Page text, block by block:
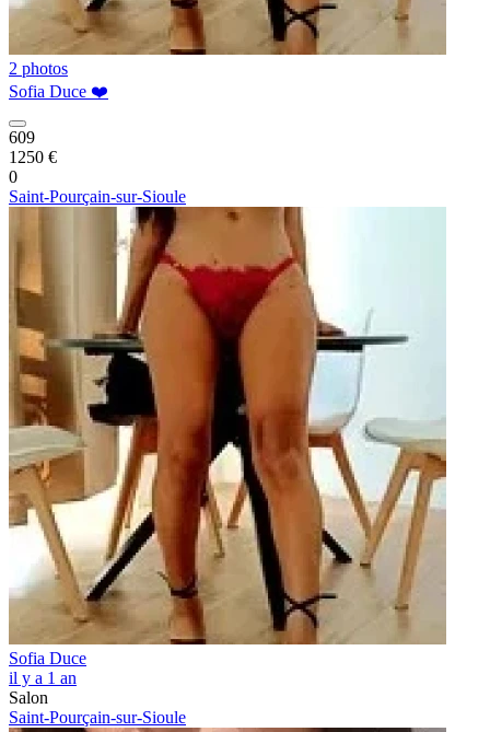
2 photos
Sofia Duce ❤️
609
1250 €
0
Saint-Pourçain-sur-Sioule
Sofia Duce
il y a 1 an
Salon
Saint-Pourçain-sur-Sioule